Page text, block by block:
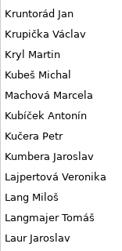
Kruntorád Jan
Krupička Václav
Kryl Martin
Kubeš Michal
Machová Marcela
Kubíček Antonín
Kučera Petr
Kumbera Jaroslav
Lajpertová Veronika
Lang Miloš
Langmajer Tomáš
Laur Jaroslav